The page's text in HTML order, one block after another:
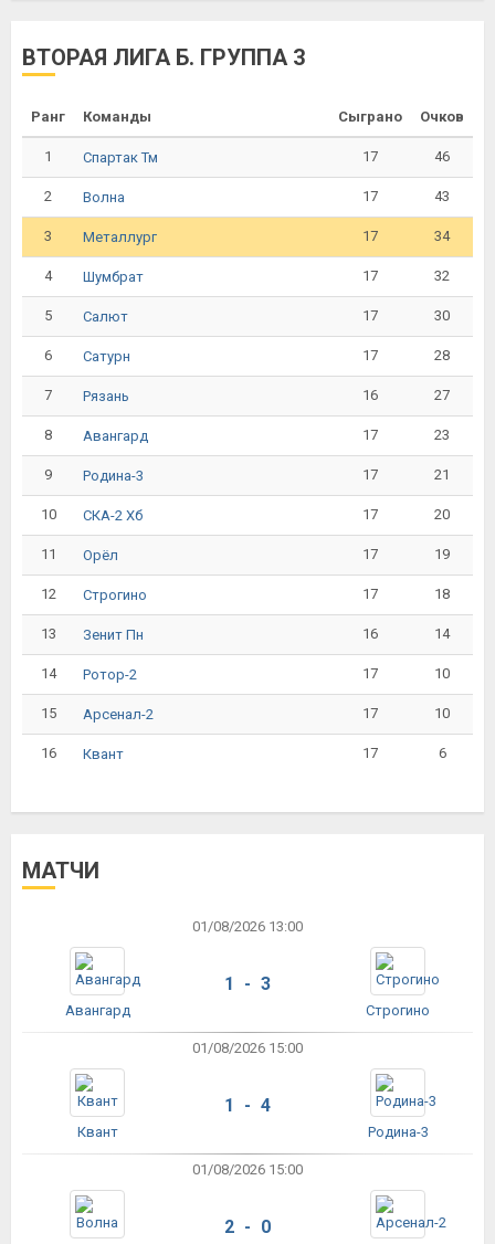
ВТОРАЯ ЛИГА Б. ГРУППА 3
Ранг Команды Сыграно Очков
1 Спартак Тм 17 46
2 Волна 17 43
3 Металлург 17 34
4 Шумбрат 17 32
5 Салют 17 30
6 Сатурн 17 28
7 Рязань 16 27
8 Авангард 17 23
9 Родина-3 17 21
10 СКА-2 Хб 17 20
11 Орёл 17 19
12 Строгино 17 18
13 Зенит Пн 16 14
14 Ротор-2 17 10
15 Арсенал-2 17 10
16 Квант 17 6
МАТЧИ
01/08/2026 13:00
Авангард
1 - 3
Строгино
01/08/2026 15:00
Квант
1 - 4
Родина-3
01/08/2026 15:00
2 - 0